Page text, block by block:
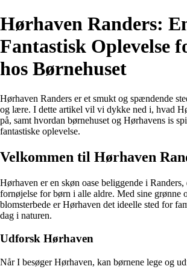
Hørhaven Randers:
Fantastisk Oplevelse
hos Børnehuset
Hørhaven Randers er et smukt og spændende
og lære. I dette artikel vil vi dykke ned i, hvad
på, samt hvordan børnehuset og Hørhavens is
fantastiske oplevelse.
Velkommen til Hørhaven
Hørhaven er en skøn oase beliggende i Randers,
fornøjelse for børn i alle aldre. Med sine grønne
blomsterbede er Hørhaven det ideelle sted for
dag i naturen.
Udforsk Hørhaven
Når I besøger Hørhaven, kan børnene lege og